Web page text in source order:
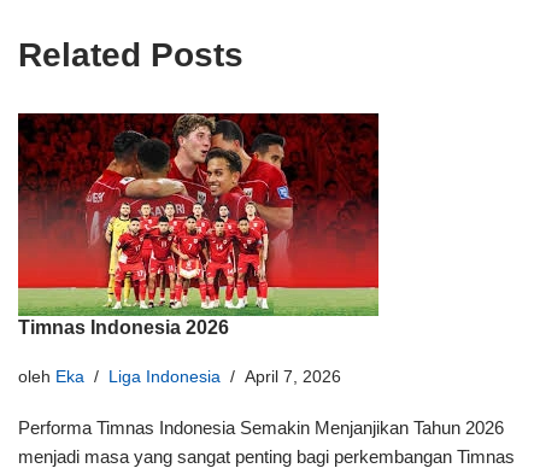
Related Posts
Timnas Indonesia 2026
oleh Eka Liga Indonesia April 7, 2026
Performa Timnas Indonesia Semakin Menjanjikan Tahun 2026
menjadi masa yang sangat penting bagi perkembangan Timnas